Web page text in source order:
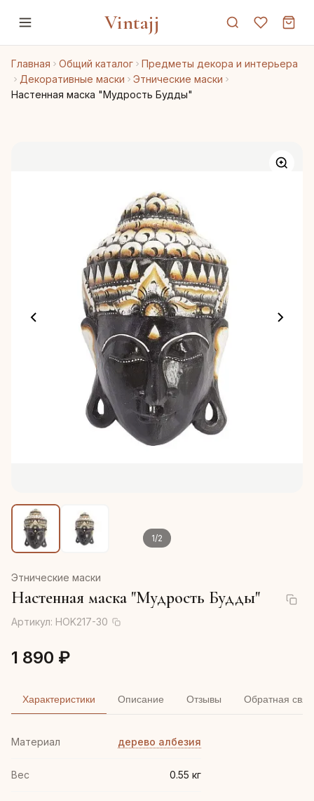
Vintajj
Главная Общий каталог
Предметы декора и интерьера
Декоративные маски
Этнические маски
Настенная маска "Мудрость Будды"
1/2
Этнические маски
Настенная маска "Мудрость Будды"
Артикул: HOK217-30
1 890 ₽
Характеристики Описание Отзывы Обратная
Материал дерево албезия
Вес 0.55 кг